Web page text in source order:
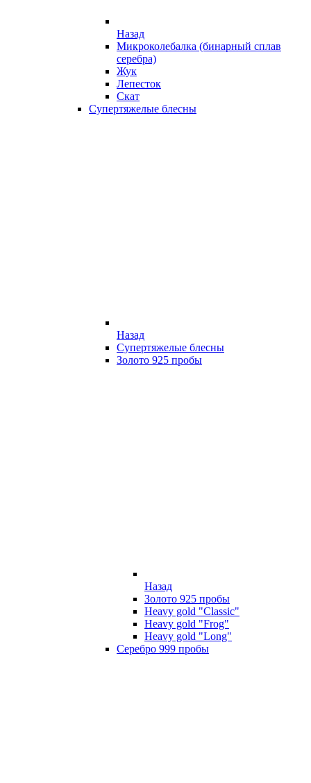
Назад
Микроколебалка (бинарный сплав
серебра)
Жук
Лепесток
Скат
Супертяжелые блесны
Назад
Супертяжелые блесны
Золото 925 пробы
Назад
Золото 925 пробы
Heavy gold "Classic"
Heavy gold "Frog"
Heavy gold "Long"
Серебро 999 пробы